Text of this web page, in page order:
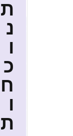
ת
נ
ו
כ
ח
ו
ת